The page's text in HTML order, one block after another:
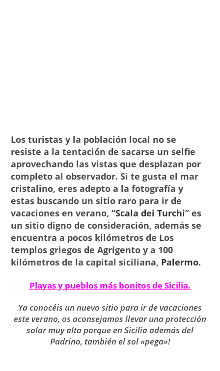
Los turistas y la población local no se
resiste a la tentación de sacarse un selfie
aprovechando las vistas que desplazan por
completo al observador. Si te gusta el mar
cristalino, eres adepto a la fotografía y
estas buscando un sitio raro para ir de
vacaciones en verano, “Scala dei Turchi” es
un sitio digno de consideración, además se
encuentra a pocos kilómetros de Los
templos griegos de Agrigento y a 100
kilómetros de la capital siciliana, Palermo.
Playas y pueblos más bonitos de Sicilia.
Ya conocéis un nuevo sitio para ir de vacaciones
este verano, os aconsejamos llevar una protección
solar muy alta porque en Sicilia además del
Padrino, también el sol «pega»!